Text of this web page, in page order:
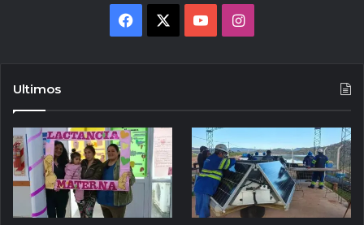
Facebook YouTubeInstagram
Ultimos